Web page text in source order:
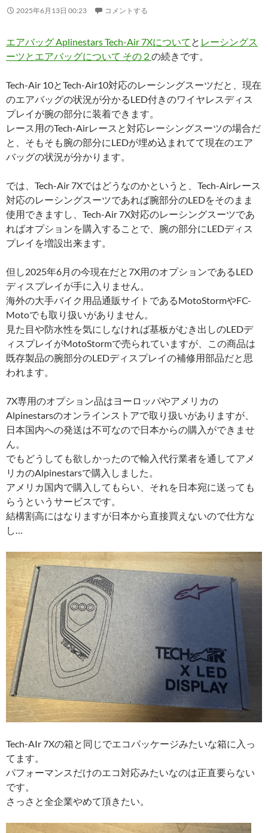
2025年6月13日 00:23 コメントする
エアバッグ Aplinestars Tech-Air 7Xについて と レーシングス
ーツとエアバッグについて その２ の続きです。
Tech-Air 10とTech-Air10対応のレーシングスーツだと、現在
のエアバッグの状況が分かるLED付きのワイヤレスディス
プレイが腕の部分に装着できます。
レース用のTech-Airレースと対応レーシングスーツの場合だ
と、そもそも腕の部分にLEDが埋め込まれてて現在のエア
バッグの状況が分かります。
では、Tech-Air 7Xではどうなのかというと、Tech-Airレース
対応のレーシングスーツであれば腕部分のLEDをそのまま
使用できますし、Tech-Air 7X対応のレーシングスーツであ
ればオプションを購入することで、腕の部分にLEDディス
プレイを増設出来ます。
但し2025年6月の今現在だと7X用のオプションであるLED
ディスプレイが手に入りません。
海外の大手バイク用品通販サイトであるMotoStormやFC-
Motoでも取り扱いがありません。
見た目や防水性を気にしなければ基板がむき出しのLEDデ
ィスプレイがMotoStormで売られていますが、この商品は
既存製品の腕部分のLEDディスプレイの補修用部品だと思
われます。
7X専用のオプション品はヨーロッパやアメリカの
Alpinestarsのオンラインストアで取り扱いがありますが、
日本国内への発送は不可なので日本からの購入ができませ
ん。
でもどうしても欲しかったので輸入代行業者を通してアメ
リカのAlpinestarsで購入しました。
アメリカ国内で購入してもらい、それを日本宛に送っても
らうというサービスです。
結構割高にはなりますが日本から直接買えないので仕方な
し…
Tech-AIr 7Xの箱と同じでエコパッケージみたいな箱に入っ
てます。
パフォーマンスだけのエコ対応みたいなのは正直要らない
です。
さっさと全企業やめて頂きたい。